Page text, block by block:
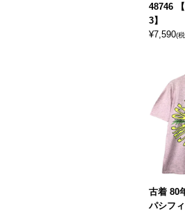
48746
3】
¥7,590(
古着 80
パシフ